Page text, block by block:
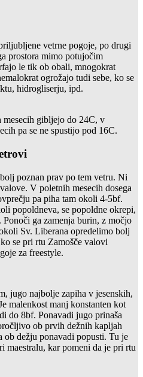
vetrne pogoje, po drugi
prostora mimo potujočim
le tik ob obali, mnogokrat
ogrožajo tudi sebe, ko se
hidrogliserju, ipd.
mesecih gibljejo do 24C, v
pa se ne spustijo pod 16C.
poznan prav po tem vetru. Ni
V poletnih mesecih dosega
pa piha tam okoli 4-5bf.
popoldneva, se popoldne okrepi,
Ponoči ga zamenja burin, z močjo
Sv. Liberana opredelimo bolj
se pri rtu Zamošče valovi
za freestyle.
jugo najbolje zapiha v jesenskih,
malenkost manj konstanten kot
do 8bf. Ponavadi jugo prinaša
ob prvih dežnih kapljah
ob dežju ponavadi popusti. Tu je
maestralu, kar pomeni da je pri rtu